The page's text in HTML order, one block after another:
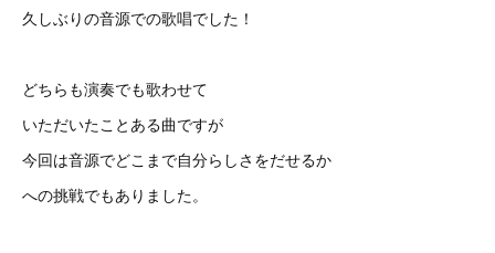
久しぶりの音源での歌唱でした！
どちらも演奏でも歌わせて
いただいたことある曲ですが
今回は音源でどこまで自分らしさをだせるか
への挑戦でもありました。